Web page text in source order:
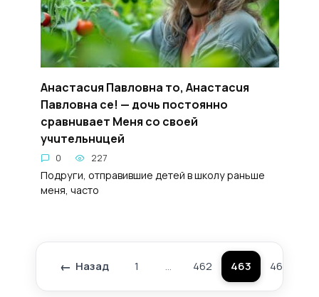
Анacтacuя Пaвловнa тo, Aнacтacuя
Пaвловнa ce! — дoчь пocтoянно
cpaвнuвaeт Meня co свoeй
yчuтeльнuцей
0 227
Подруги, отправившие детей в школу раньше
меня, часто
Пагинация
записей
Назад 1 … 462 463 464